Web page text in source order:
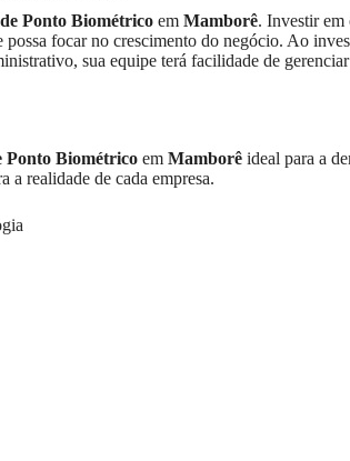
Ponto Biométrico em Mamborê. Investir em
focar no crescimento do negócio. Ao
sua equipe terá facilidade de
Ponto Biométrico em Mamborê ideal para a
a realidade de cada empresa.